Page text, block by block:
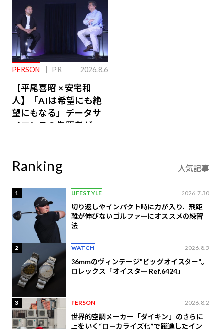
PERSON PR 2026.8.6
【平尾喜昭 × 安宅和
人】「AIは希望にも絶
望にもなる」データサ
イエンスの先駆者が語
Ranking 人気記事
1 LIFESTYLE 2026.7.30
切り返しやインパクト時に力が入り、飛距
離が伸びないゴルファーにオススメの練習
法
2 WATCH 2026.8.5
36mmのヴィンテージ"ビッグオイスター"。
ロレックス「オイスター Ref.6424」
3 PERSON 2026.8.2
世界的空調メーカー「ダイキン」のさらに
上をいく“ローカライズ化”で躍進したイン